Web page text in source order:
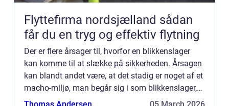
Flyttefirma nordsjælland sådan
får du en tryg og effektiv flytning
Der er flere årsager til, hvorfor en blikkenslager
kan komme til at slække på sikkerheden. Årsagen
kan blandt andet være, at det stadig er noget af et
macho-miljø, man begår sig i som blikkenslager,
hvor man...
Thomas Andersen 05 March 2026